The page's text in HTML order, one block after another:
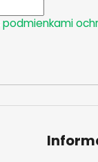
podmienkami